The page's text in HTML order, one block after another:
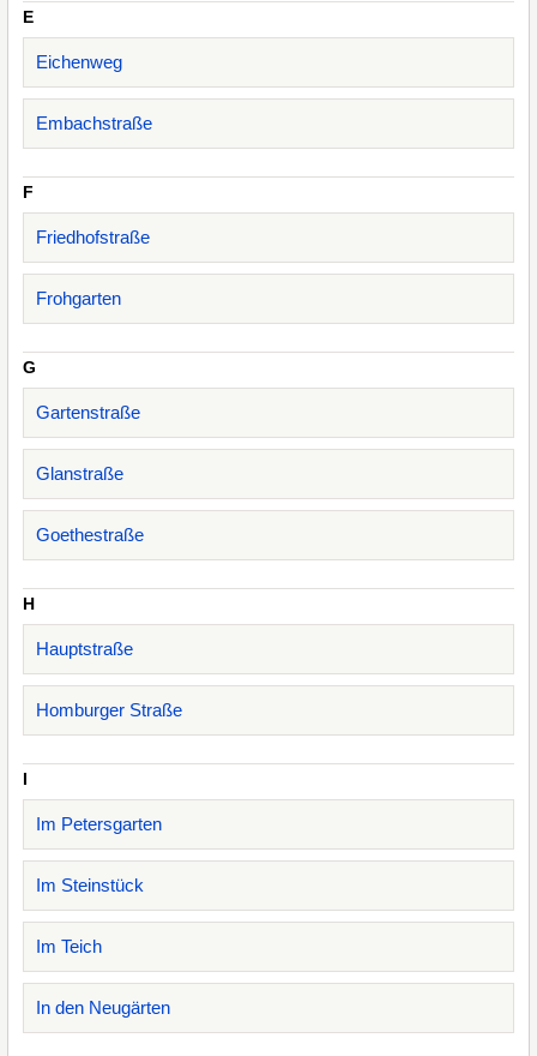
E
Eichenweg
Embachstraße
F
Friedhofstraße
Frohgarten
G
Gartenstraße
Glanstraße
Goethestraße
H
Hauptstraße
Homburger Straße
I
Im Petersgarten
Im Steinstück
Im Teich
In den Neugärten